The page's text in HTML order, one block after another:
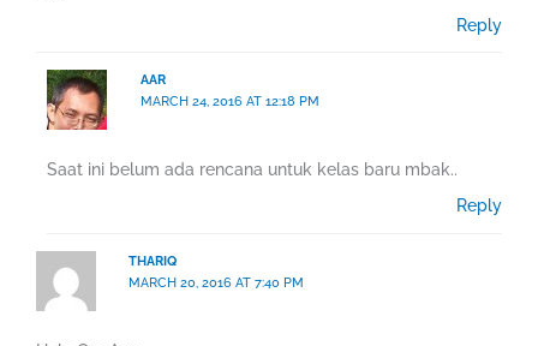
Reply
AAR
MARCH 24, 2016 AT 12:18 PM
Saat ini belum ada rencana untuk kelas baru mbak..
Reply
THARIQ
MARCH 20, 2016 AT 7:40 PM